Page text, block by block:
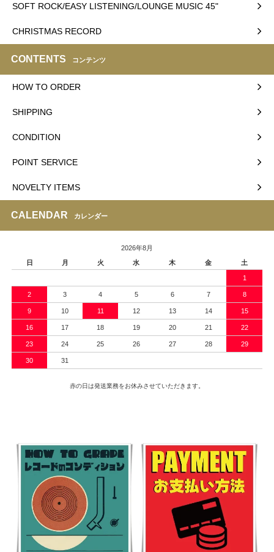
SOFT ROCK/EASY LISTENING/LOUNGE MUSIC 45"
CHRISTMAS RECORD
CONTENTS コンテンツ
HOW TO ORDER
SHIPPING
CONDITION
POINT SERVICE
NOVELTY ITEMS
CALENDAR カレンダー
2026年8月
日
月 火 水 木 金 土
1
2 3 4 5 6 7 8
9 10 11 12 13 14 15
16 17 18 19 20 21 22
23 24 25 26 27 28 29
30 31
赤の日は発送業務をお休みさせていただきます。